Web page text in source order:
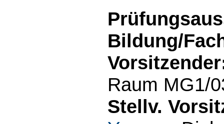
Bildung/
Raum MG1/
Stellv.